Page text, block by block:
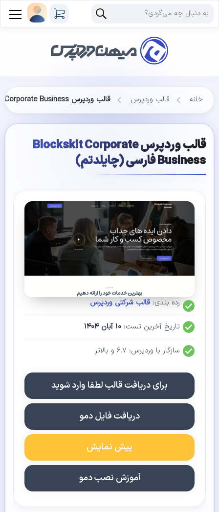
خانه قالب وردپرس قالب وردپرس Blockskit Corporate Business فارسی (چایلدتم)
قالب وردپرس Blockskit Corporate
Business فارسی (چایلدتم)
رده بندی:قالب شرکتی وردپرس
تاریخ آخرین تست: ۱۰ آبان ۱۴۰۴
سازگار با وردپرس: ۶.۷ و بالاتر
برای دریافت قالب لطفا وارد شوید
دریافت فایل دمو
پیش نمایش
آموزش نصب دمو